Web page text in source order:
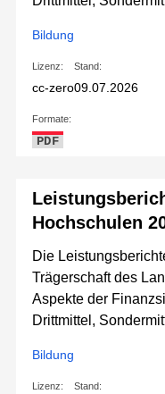
Bildung
Lizenz:
cc-zero
Stand:
09.07.2026
Formate:
PDF
Hochschulen
Die
Trägerschaft des
Aspekte der
Drittmittel,
Bildung
Lizenz: Stand: